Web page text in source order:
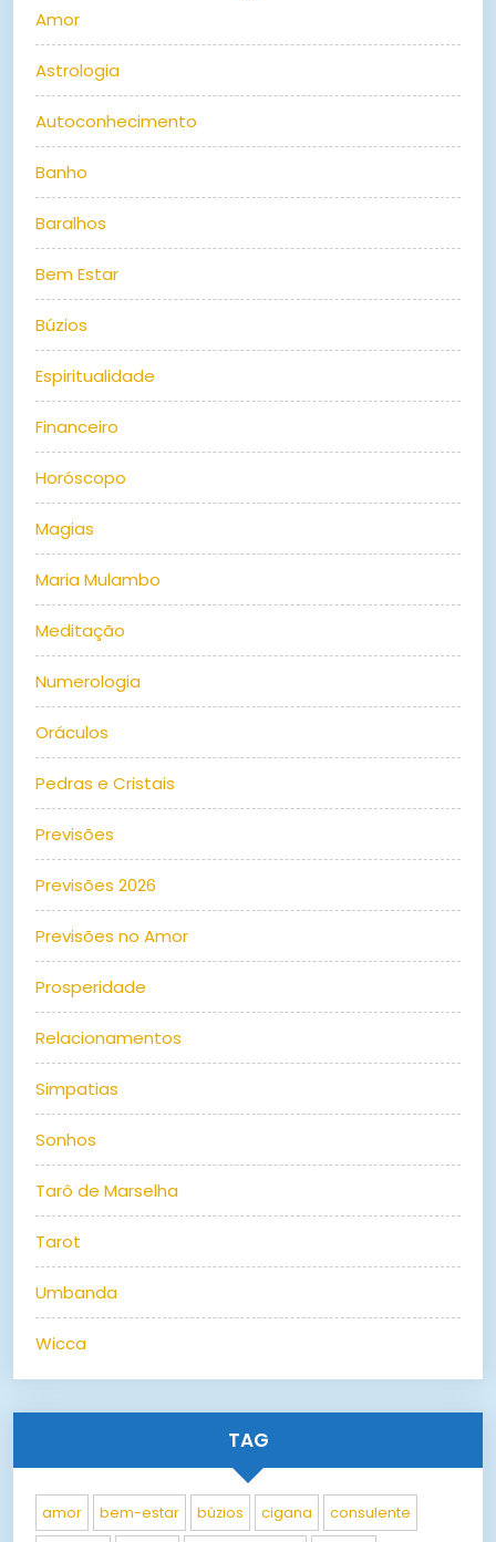
Amor
Astrologia
Autoconhecimento
Banho
Baralhos
Bem Estar
Búzios
Espiritualidade
Financeiro
Horóscopo
Magias
Maria Mulambo
Meditação
Numerologia
Oráculos
Pedras e Cristais
Previsões
Previsões 2026
Previsões no Amor
Prosperidade
Relacionamentos
Simpatias
Sonhos
Tarô de Marselha
Tarot
Umbanda
Wicca
TAG
amor bem-estar búzios cigana consulente